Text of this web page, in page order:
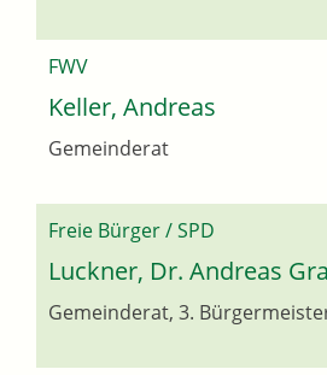
FWV
Keller, Andreas
Gemeinderat
Freie Bürger / SPD
Luckner, Dr. Andreas
Gemeinderat, 3.